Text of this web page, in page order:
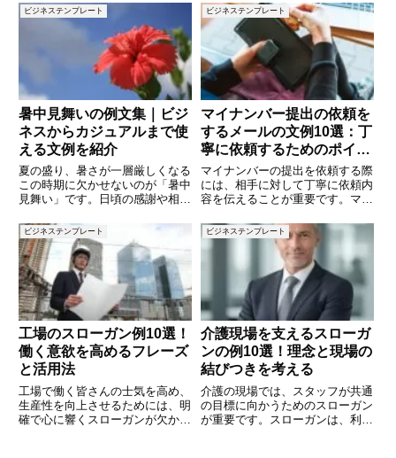
も DDP（Delivered Duty Paid：
仕向地持込渡し・関税込み）
は、売り手が買い手の指定場所ま
や言い回しに気を配ることで印象
が大きく変わります。本記事で
は、ビジネスメールや社内コミュ
ニケーションで使える「年末の英
語
ビジネステンプレート
暑中見舞いの例文集｜ビジ
ネスからカジュアルまで使
える文例を紹介
夏の盛り、暑さが一層厳しくなる
この時期に欠かせないのが「暑中
見舞い」です。日頃の感謝や相手
の風習は、日本ならではの心温ま
るコミュニケーション手段。ビジ
ネスでもプライベートでも使える
表現を身につけておくと、相手に
ビジネステンプレート
マイナンバー提出の依頼を
するメールの文例10選：丁
寧に依頼するためのポイン
ト
マイナンバーの提出を依頼する際
には、相手に対して丁寧に依頼内
容を伝えることが重要です。マイ
内容を明確にし、相手に安心感を
与えることが求められます。この
記事では、マイナンバー提出を依
頼する際に使えるメールの文例を
ビジネステンプレート
工場のスローガン例10選！
働く意欲を高めるフレーズ
と活用法
工場で働く皆さんの士気を高め、
生産性を向上させるためには、明
確で心に響くスローガンが欠かせ
ビジネステンプレート
介護現場を支えるスローガ
ンの例10選！理念と現場の
結びつきを考える
介護の現場では、スタッフが共通
の目標に向かうためのスローガン
が重要です。スローガンは、利用